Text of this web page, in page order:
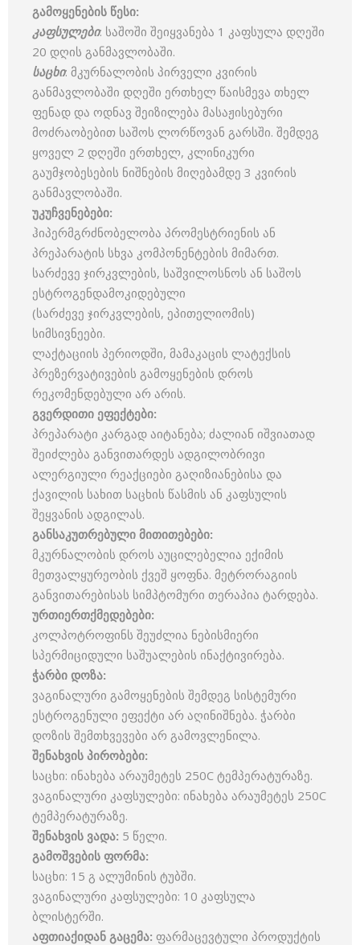
გამოყენების წესი:
კაფსულები: საშოში შეიყვანება 1 კაფსულა დღეში
20 დღის განმავლობაში.
საცხი: მკურნალობის პირველი კვირის
განმავლობაში დღეში ერთხელ წაისმევა თხელ
ფენად და ოდნავ შეიზილება მასაჟისებური
მოძრაობებით საშოს ლორწოვან გარსში. შემდეგ
ყოველ 2 დღეში ერთხელ, კლინიკური
გაუმჯობესების ნიშნების მიღებამდე 3 კვირის
განმავლობაში.
უკუჩვენებები:
ჰიპერმგრძნობელობა პრომესტრიენის ან
პრეპარატის სხვა კომპონენტების მიმართ.
სარძევე ჯირკვლების, საშვილოსნოს ან საშოს
ესტროგენდამოკიდებული
(სარძევე ჯირკვლების, ეპითელიომის)
სიმსივნეები.
ლაქტაციის პერიოდში, მამაკაცის ლატექსის
პრეზერვატივების გამოყენების დროს
რეკომენდებული არ არის.
გვერდითი ეფექტები:
პრეპარატი კარგად აიტანება; ძალიან იშვიათად
შეიძლება განვითარდეს ადგილობრივი
ალერგიული რეაქციები გაღიზიანებისა და
ქავილის სახით საცხის წასმის ან კაფსულის
შეყვანის ადგილას.
განსაკუთრებული მითითებები:
მკურნალობის დროს აუცილებელია ექიმის
მეთვალყურეობის ქვეშ ყოფნა. მეტრორაგიის
განვითარებისას სიმპტომური თერაპია ტარდება.
ურთიერთქმედებები:
კოლპოტროფინს შეუძლია ნებისმიერი
სპერმიციდული საშუალების ინაქტივირება.
ჭარბი დოზა:
ვაგინალური გამოყენების შემდეგ სისტემური
ესტროგენული ეფექტი არ აღინიშნება. ჭარბი
დოზის შემთხვევები არ გამოვლენილა.
შენახვის პირობები:
საცხი: ინახება არაუმეტეს 250C ტემპერატურაზე.
ვაგინალური კაფსულები: ინახება არაუმეტეს 250C
ტემპერატურაზე.
შენახვის ვადა: 5 წელი.
გამოშვების ფორმა:
საცხი: 15 გ ალუმინის ტუბში.
ვაგინალური კაფსულები: 10 კაფსულა
ბლისტერში.
აფთიაქიდან გაცემა: ფარმაცევტული პროდუქტის